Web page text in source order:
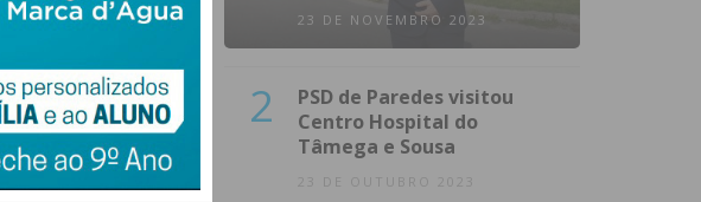
maio de 2020
da situação
da situação
23 DE NOVEMBRO 2023
2
PSD de Paredes visitou
Centro Hospital do
Tâmega e Sousa
23 DE OUTUBRO 2023